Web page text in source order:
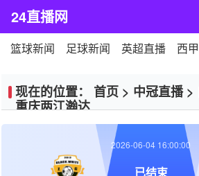
24直播网
篮球新闻 足球新闻 英超直播 西
现在的位置： 首页 > 中冠直播>
重庆两江瀚达
2026-06-04 16:00:00
已结束